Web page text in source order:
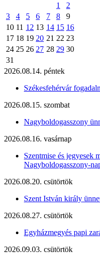
1
2
3
4 5 6 7 8
9
10 11 12 13 14 15 16
17 18 19 20 21 22 23
24 25 26 27 28 29 30
31
2026.08.14. péntek
Székesfehérvár
2026.08.15. szombat
Nagyboldogasszony
2026.08.16. vasárnap
Szentmise és jegyesek
Nagyboldogasszony-
2026.08.20. csütörtök
Szent István király
2026.08.27. csütörtök
Egyházmegyés papi
2026.09.03. csütörtök